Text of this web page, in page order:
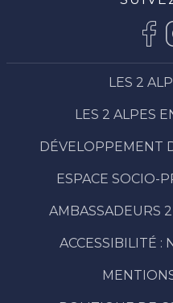
LES 2
LES 2 ALPES
DÉVELOPPEMENT
ESPACE SOCIO-
AMBASSADEURS
ACCESSIBILITÉ :